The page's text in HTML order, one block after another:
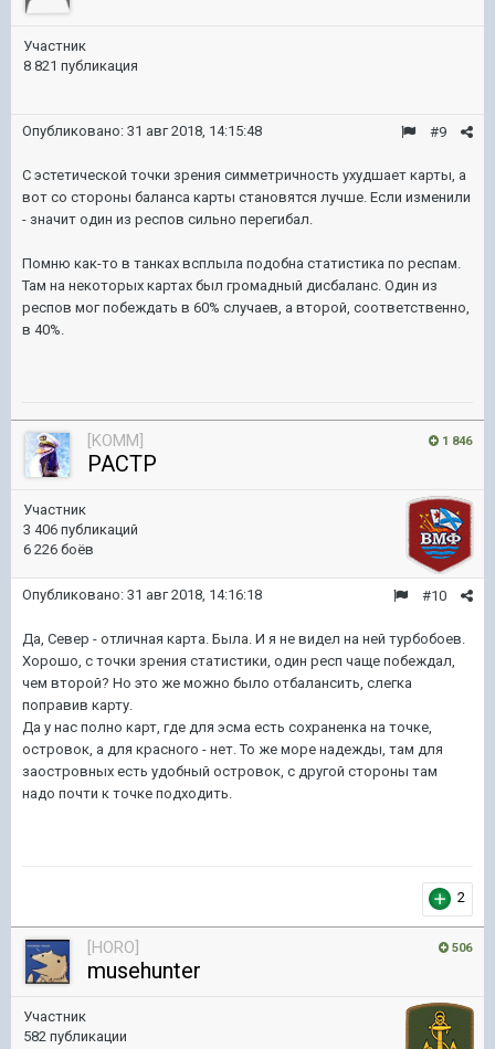
Участник
8 821 публикация
#9
Опубликовано: 31 авг 2018, 14:15:48
С эстетической точки зрения симметричность ухудшает карты, а
вот со стороны баланса карты становятся лучше. Если изменили
- значит один из респов сильно перегибал.
Помню как-то в танках всплыла подобна статистика по респам.
Там на некоторых картах был громадный дисбаланс. Один из
респов мог побеждать в 60% случаев, а второй, соответственно,
в 40%.
1 846
[KOMM]
PACTP
Участник
3 406 публикаций
6 226 боёв
#10
Опубликовано: 31 авг 2018, 14:16:18
Да, Север - отличная карта. Была. И я не видел на ней турбобоев.
Хорошо, с точки зрения статистики, один респ чаще побеждал,
чем второй? Но это же можно было отбалансить, слегка
поправив карту.
Да у нас полно карт, где для эсма есть сохраненка на точке,
островок, а для красного - нет. То же море надежды, там для
заостровных есть удобный островок, с другой стороны там
надо почти к точке подходить.
2
506
[HORO]
musehunter
Участник
582 публикации